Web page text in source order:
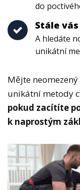
do
Stále
A hledáte
unikátní
Mějte
unikátní metody
pokud zacítíte
k naprostým